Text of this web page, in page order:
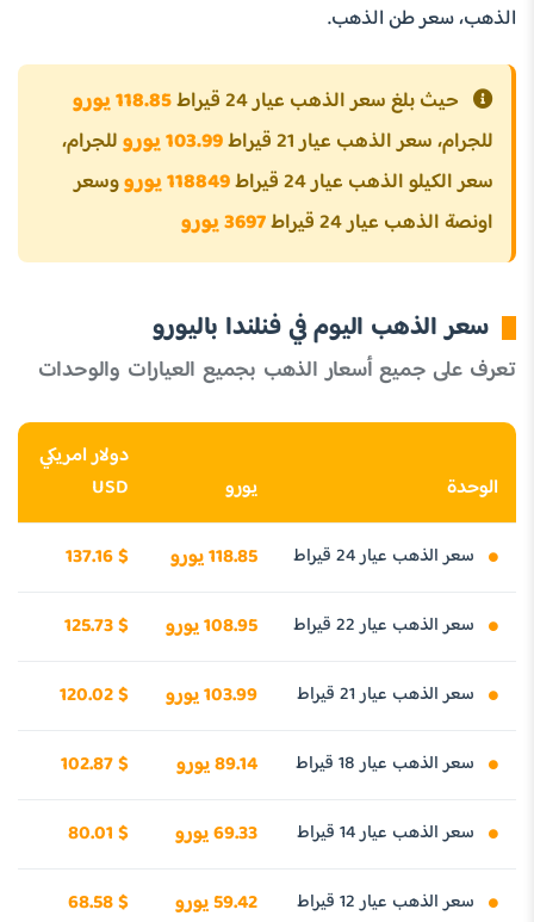
الذهب، سعر طن الذهب.
حيث بلغ سعر الذهب عيار 24 قيراط
118.85 يورو
للجرام، سعر الذهب عيار 21 قيراط
103.99 يورو
للجرام،
سعر الكيلو الذهب عيار 24 قيراط
118849 يورو
وسعر
اونصة الذهب عيار 24 قيراط
3697 يورو
سعر الذهب اليوم في فنلندا باليورو
تعرف على جميع أسعار الذهب بجميع العيارات والوحدات
الوحدة يورو
دولار امريكي
USD
سعر الذهب عيار 24 قيراط 118.85 يورو 137.16 $
سعر الذهب عيار 22 قيراط 108.95 يورو 125.73 $
سعر الذهب عيار 21 قيراط 103.99 يورو 120.02 $
سعر الذهب عيار 18 قيراط 89.14 يورو 102.87 $
سعر الذهب عيار 14 قيراط 69.33 يورو 80.01 $
سعر الذهب عيار 12 قيراط 59.42 يورو 68.58 $